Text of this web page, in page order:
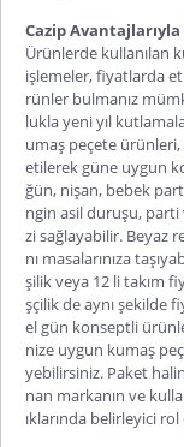
Cazip
Ürünlerde kullanılan
işlemeler, fiyatlarda
rünler bulmanız
lukla yeni yıl
umaş peçete ürünleri,
etilerek güne uygun
ğün, nişan, bebek
ngin asil duruşu,
zi sağlayabilir. Beyaz
nı masalarınıza
şilik veya 12 li takım
şçilik de aynı şekilde
el gün konseptli
nize uygun kumaş
yebilirsiniz. Paket
nan markanın ve
ıklarında belirleyici